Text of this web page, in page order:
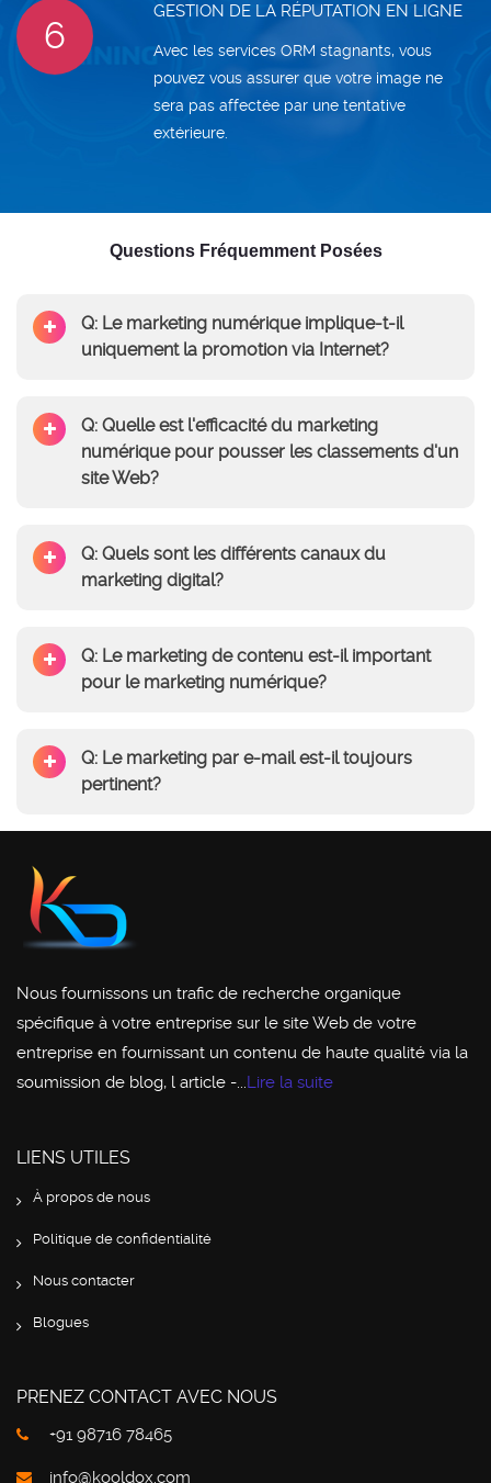
6
GESTION DE LA RÉPUTATION EN LIGNE
Avec les services ORM stagnants, vous
pouvez vous assurer que votre image ne
sera pas affectée par une tentative
extérieure.
Questions Fréquemment Posées
Q: Le marketing numérique implique-t-il
uniquement la promotion via Internet?
Q: Quelle est l'efficacité du marketing
numérique pour pousser les classements d'un
site Web?
Q: Quels sont les différents canaux du
marketing digital?
Q: Le marketing de contenu est-il important
pour le marketing numérique?
Q: Le marketing par e-mail est-il toujours
pertinent?
Nous fournissons un trafic de recherche organique
spécifique à votre entreprise sur le site Web de votre
entreprise en fournissant un contenu de haute qualité via la
soumission de blog, l article -...Lire la suite
LIENS UTILES
À propos de nous
Politique de confidentialité
Nous contacter
Blogues
PRENEZ CONTACT AVEC NOUS
+91 98716 78465
info@kooldox.com